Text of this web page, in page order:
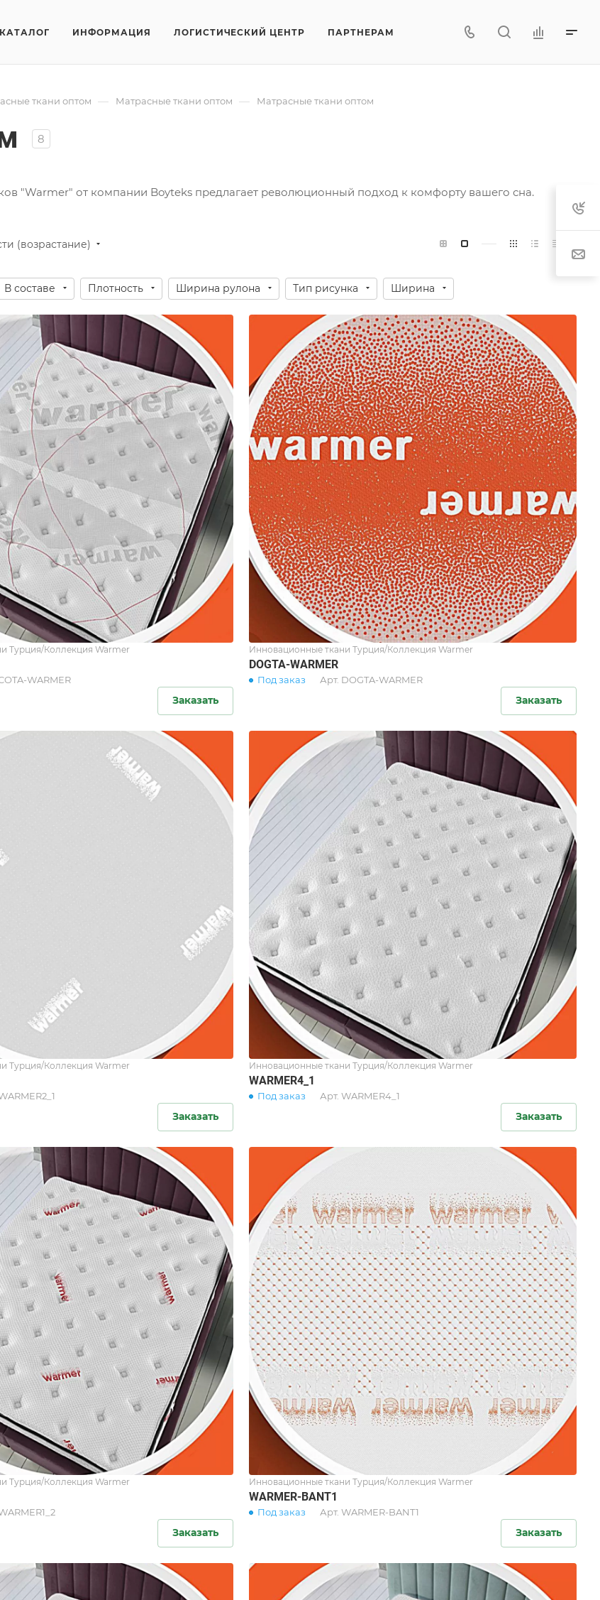
КАТАЛОГ ИНФОРМАЦИЯ ЛОГИСТИЧЕСКИЙ ЦЕНТР ПАРТНЕРАМ
ткани оптом — Матрасные ткани оптом — Матрасные ткани оптом
8
"Warmer" от компании Boyteks предлагает революционный подход к комфорту вашего сна.
(возрастание)
В составе Плотность Ширина рулона Тип рисунка Ширина
Турция/Коллекция Warmer
WARMER
Заказать
Инновационные ткани Турция/Коллекция Warmer
DOGTA-WARMER
Под заказ Арт. DOGTA-WARMER
Заказать
Турция/Коллекция Warmer
Заказать
Инновационные ткани Турция/Коллекция Warmer
WARMER4_1
Под заказ Арт. WARMER4_1
Заказать
Турция/Коллекция Warmer
Заказать
Инновационные ткани Турция/Коллекция Warmer
WARMER-BANT1
Под заказ Арт. WARMER-BANT1
Заказать